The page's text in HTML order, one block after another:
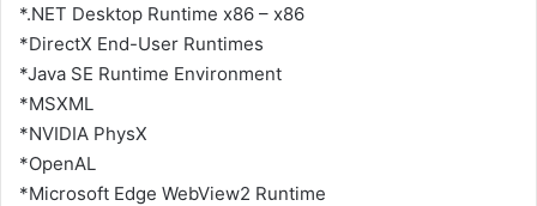
*.NET Desktop Runtime x86 – x86
*DirectX End-User Runtimes
*Java SE Runtime Environment
*MSXML
*NVIDIA PhysX
*OpenAL
*Microsoft Edge WebView2 Runtime